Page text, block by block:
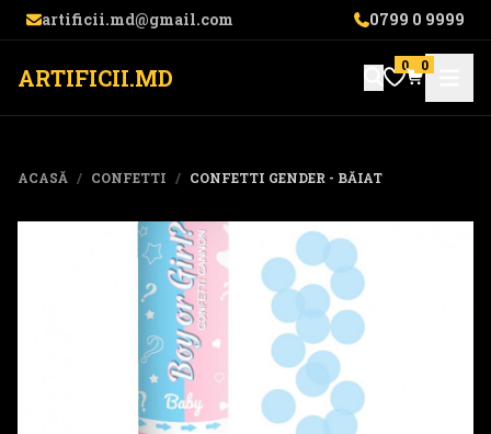
artificii.md@gmail.com 0799 0 9999
ARTIFICII.MD 0 0
ACASĂ / CONFETTI / CONFETTI GENDER - BĂIAT